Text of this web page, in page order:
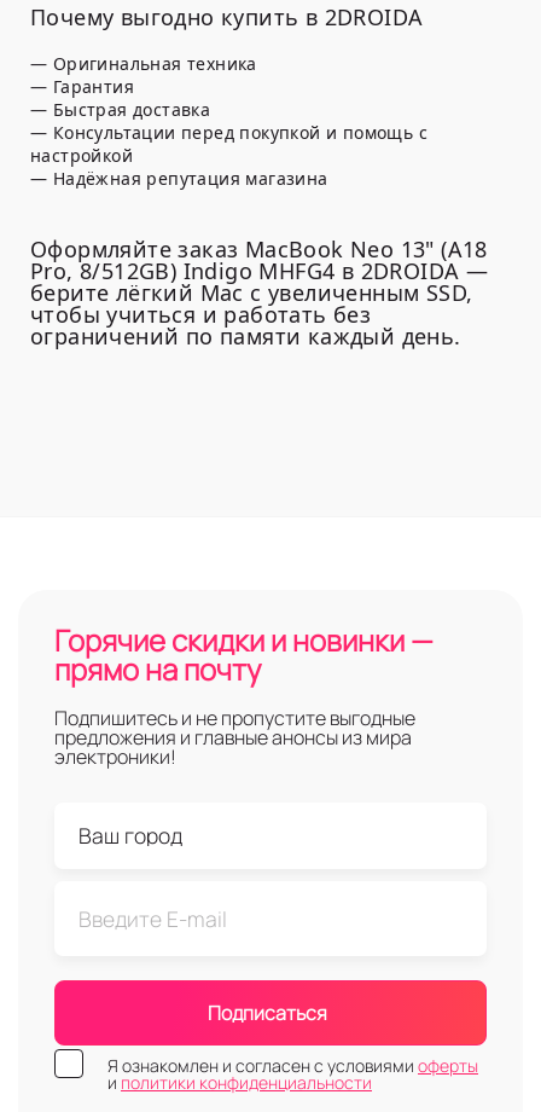
Почему выгодно купить в 2DROIDA
— Оригинальная техника
— Гарантия
— Быстрая доставка
— Консультации перед покупкой и помощь с
настройкой
— Надёжная репутация магазина
Оформляйте заказ MacBook Neo 13" (A18
Pro, 8/512GB) Indigo MHFG4 в 2DROIDA —
берите лёгкий Mac с увеличенным SSD,
чтобы учиться и работать без
ограничений по памяти каждый день.
Горячие скидки и новинки —
прямо на почту
Подпишитесь и не пропустите выгодные
предложения и главные анонсы из мира
электроники!
Подписаться
Я ознакомлен и согласен с условиями оферты
и политики конфиденциальности